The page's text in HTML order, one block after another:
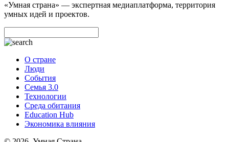
«Умная страна» — экспертная медиаплатформа, территория
умных идей и проектов.
О стране
Люди
События
Семья 3.0
Технологии
Среда обитания
Education Hub
Экономика влияния